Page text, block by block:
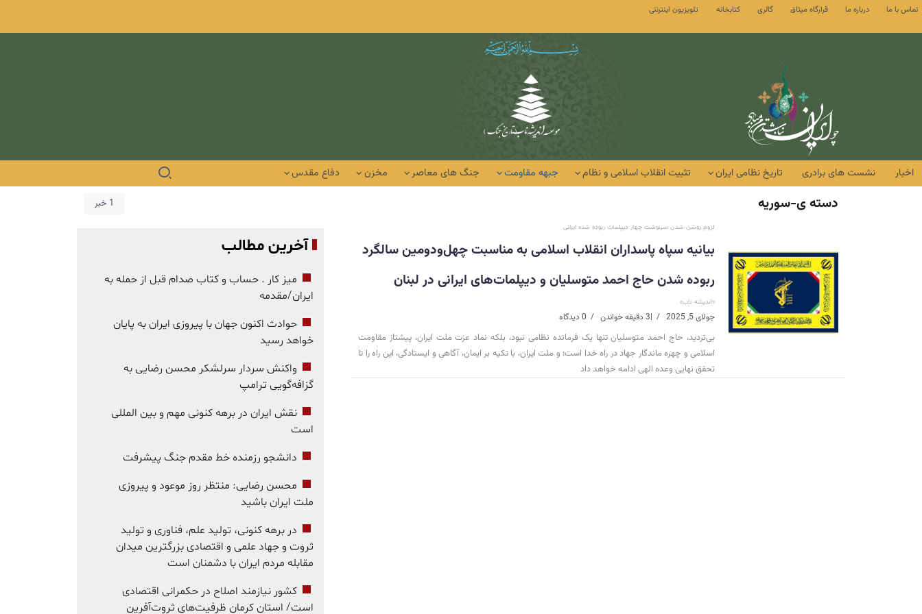
تماس با ما درباره ما قرارگاه میثاق گالری کتابخانه تلویزیون اینترنتی
اخبار نشست های برادری تاریخ نظامی ایران تثبیت انقلاب اسلامی و نظام جبهه مقاومت جنگ های معاصر مخزن دفاع مقدس
دسته ی-سوریه 1 خبر
لزوم روشن شدن سرنوشت چهار دیپلمات ربوده شده ایرانی
بیانیه سپاه پاسداران انقلاب اسلامی به مناسبت چهل‌ودومین سالگرد
ربوده شدن حاج احمد متوسلیان و دیپلمات‌های ایرانی در لبنان
«اندیشه ناب»
جولای 5, 2025 |3 دقیقه خواندن 0 دیدگاه
بی‌تردید، حاج احمد متوسلیان تنها یک فرمانده نظامی نبود، بلکه نماد عزت ملت ایران، پیشتاز مقاومت
اسلامی و چهره ماندگار جهاد در راه خدا است؛ و ملت ایران، با تکیه بر ایمان، آگاهی و ایستادگی، این راه را تا
تحقق نهایی وعده الهی ادامه خواهد داد
آخرین مطالب
میز کار . حساب و کتاب صدام قبل از حمله به
ایران/مقدمه
حوادث اکنون جهان با پیروزی ایران به پایان
خواهد رسید
واکنش سردار سرلشکر محسن رضایی به
گزافه‌گویی ترامپ
نقش ایران در برهه کنونی مهم و بین المللی
است
دانشجو رزمنده خط مقدم جنگ پیشرفت
محسن رضایی: منتظر روز موعود و پیروزی
ملت ایران باشید
در برهه کنونی، تولید علم، فناوری و تولید
ثروت و جهاد علمی و اقتصادی بزرگترین میدان
مقابله مردم ایران با دشمنان است
کشور نیازمند اصلاح در حکمرانی اقتصادی
است/ استان کرمان ظرفیت‌های ثروت‌آفرین